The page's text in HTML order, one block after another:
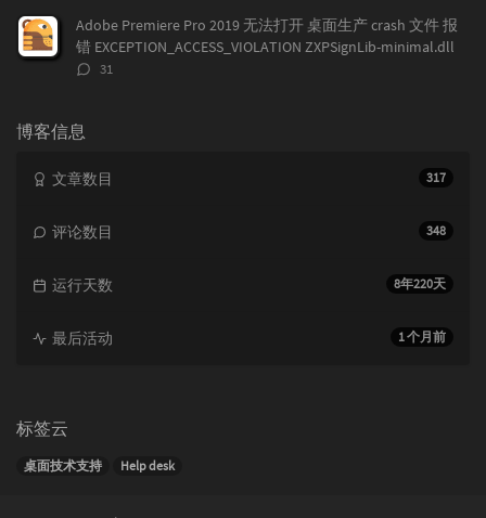
数：
Adobe Premiere Pro 2019 无法打开 桌面生产 crash 文件 报
错 EXCEPTION_ACCESS_VIOLATION ZXPSignLib-minimal.dll
评
31
博客信息
317
文章数目
348
评论数目
8年220天
运行天数
1 个月前
最后活动
标签云
桌面技术支持 Help desk